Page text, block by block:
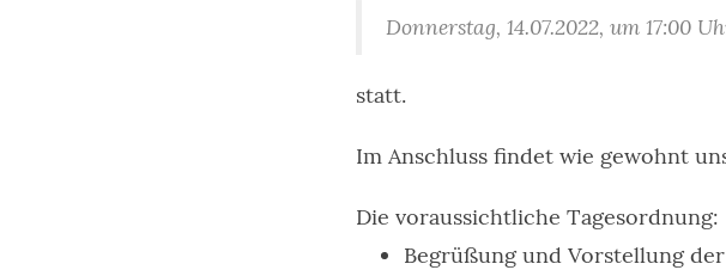
Donnerstag, 14.07.2022, um 17:00
statt.
Im Anschluss findet wie gewohnt
Die voraussichtliche Tagesordnung:
Begrüßung und Vorstellung